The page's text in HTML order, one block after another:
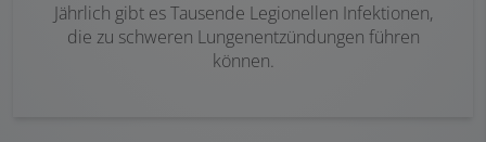
Jährlich gibt es Tausende Legionellen Infektionen,
die zu schweren Lungenentzündungen führen
können.